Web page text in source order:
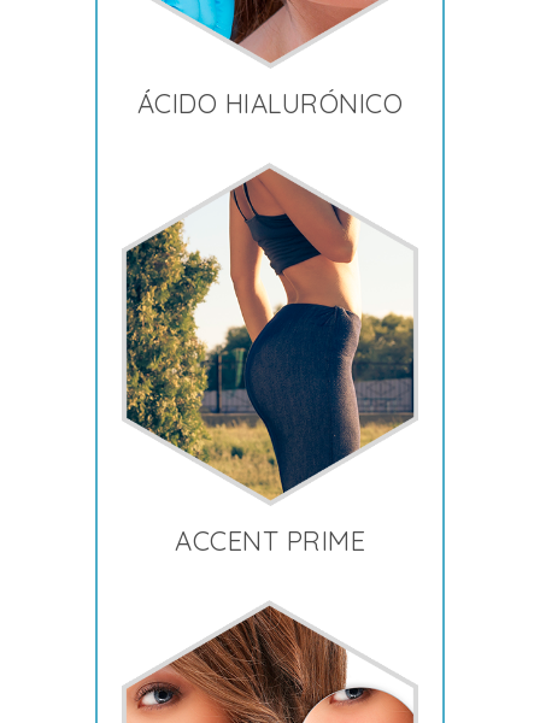
ÁCIDO HIALURÓNICO
ACCENT PRIME